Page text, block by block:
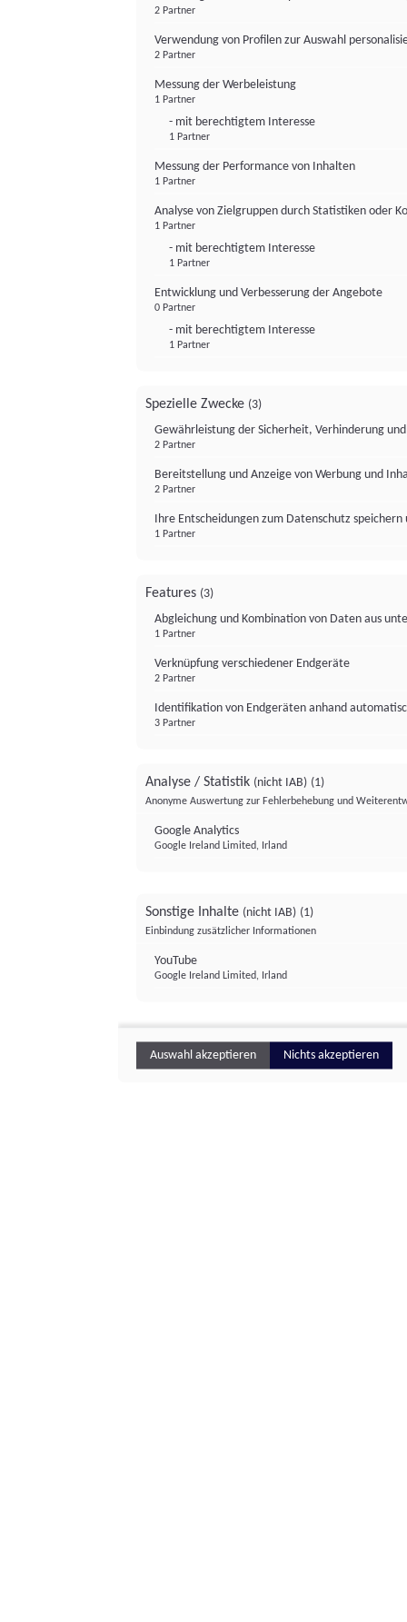
2 Partner
Verwendung von Profilen zur Auswahl
2 Partner
Messung der Werbeleistung
1 Partner
- mit berechtigtem Interesse
1 Partner
Messung der Performance von Inhalten
1 Partner
Analyse von Zielgruppen durch Statistiken oder
1 Partner
- mit berechtigtem Interesse
1 Partner
Entwicklung und Verbesserung der Angebote
0 Partner
- mit berechtigtem Interesse
1 Partner
Spezielle Zwecke (3)
Gewährleistung der Sicherheit, Verhinderung
2 Partner
Bereitstellung und Anzeige von Werbung und
2 Partner
Ihre Entscheidungen zum Datenschutz
1 Partner
Features (3)
Abgleichung und Kombination von Daten aus
1 Partner
Verknüpfung verschiedener Endgeräte
2 Partner
Identifikation von Endgeräten anhand
3 Partner
Analyse / Statistik (nicht IAB) (1)
Anonyme Auswertung zur Fehlerbehebung und
Google Analytics
Google Ireland Limited, Irland
Sonstige Inhalte (nicht IAB) (1)
Einbindung zusätzlicher Informationen
YouTube
Google Ireland Limited, Irland
Auswahl akzeptieren Nichts akzeptieren